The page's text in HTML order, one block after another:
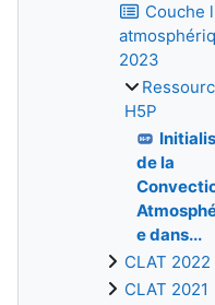
Couche
2023
H5P
de la
e dans...
CLAT 2022
CLAT 2021